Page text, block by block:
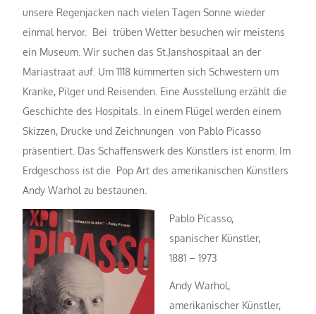
unsere Regenjacken nach vielen Tagen Sonne wieder
einmal hervor. Bei trüben Wetter besuchen wir meistens
ein Museum. Wir suchen das St.Janshospitaal an der
Mariastraat auf. Um 1118 kümmerten sich Schwestern um
Kranke, Pilger und Reisenden. Eine Ausstellung erzählt die
Geschichte des Hospitals. In einem Flügel werden einem
Skizzen, Drucke und Zeichnungen von Pablo Picasso
präsentiert. Das Schaffenswerk des Künstlers ist enorm. Im
Erdgeschoss ist die Pop Art des amerikanischen Künstlers
Andy Warhol zu bestaunen.
Pablo Picasso,
spanischer Künstler,
1881 – 1973
Andy Warhol,
amerikanischer Künstler,